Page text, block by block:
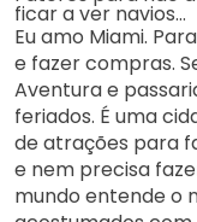
ficar a ver navios…
Eu amo Miami.
e fazer compras.
Aventura e
feriados. É uma
de atrações para
e nem precisa
mundo entende o